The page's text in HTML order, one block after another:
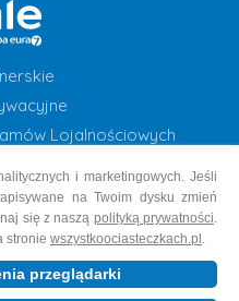
Lojalnościowych
| os. 2 Pułku Lotniczego 47A, 31-
i marketingowych. Jeśli
na Twoim dysku zmień
się z naszą polityką prywatności.
stronie wszystkoociasteczkach.pl .
przeglądarki